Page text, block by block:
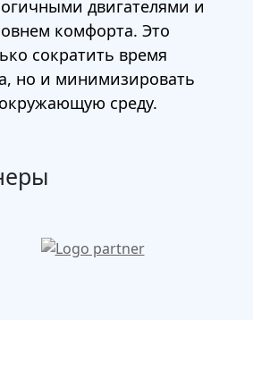
двигателями и
комфорта. Это
сократить время
но и минимизировать
среду.